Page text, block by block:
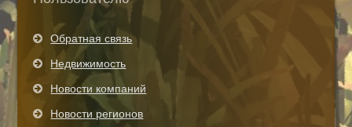
Обратная связь
Недвижимость
Новости компаний
Новости регионов